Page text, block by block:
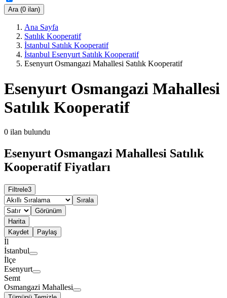
Ara (0 ilan)
Ana Sayfa
Satılık Kooperatif
İstanbul Satılık Kooperatif
İstanbul Esenyurt Satılık Kooperatif
Esenyurt Osmangazi Mahallesi Satılık Kooperatif
Esenyurt Osmangazi Mahallesi
Satılık Kooperatif
0 ilan bulundu
Esenyurt Osmangazi Mahallesi Satılık
Kooperatif Fiyatları
Filtrele3
Sırala
Görünüm
Harita
Kaydet
Paylaş
İl
İstanbul
İlçe
Esenyurt
Semt
Osmangazi Mahallesi